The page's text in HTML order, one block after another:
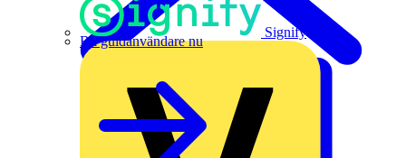
Signify
Bli guldanvändare nu